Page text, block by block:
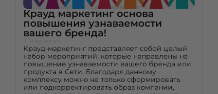
Крауд маркетинг основа
повышения узнаваемости
вашего бренда!
Крауд-маркетинг представляет собой целый
набор мероприятий, которые направлены на
повышение узнаваемости вашего бренда или
продукта в Сети. Благодаря данному
комплексу можно не только сформировать
или подкорректировать образ компании,